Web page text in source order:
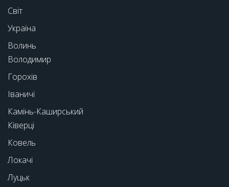
Світ
Україна
Волинь
Володимир
Горохів
Іваничі
Камінь-Каширський
Ківерці
Ковель
Локачі
Луцьк